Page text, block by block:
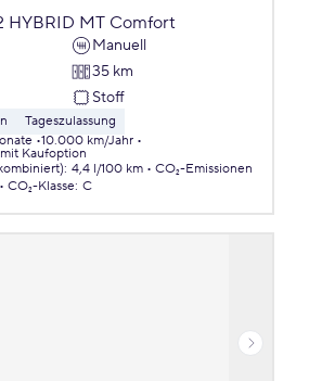
HYBRID MT Comfort
Manuell
35 km
Stoff
Tageszulassung
10.000 km/Jahr
mit Kaufoption
: 4,4 l/100 km
CO₂-Emissionen
CO₂-Klasse: C